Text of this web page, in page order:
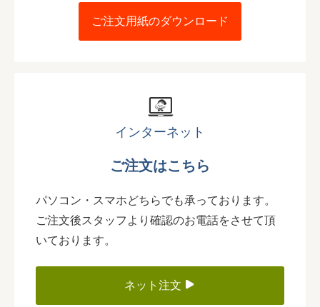
ご注文用紙のダウンロード
インターネット
ご注文はこちら
パソコン・スマホどちらでも承っております。
ご注文後スタッフより確認のお電話をさせて頂
いております。
ネット注文